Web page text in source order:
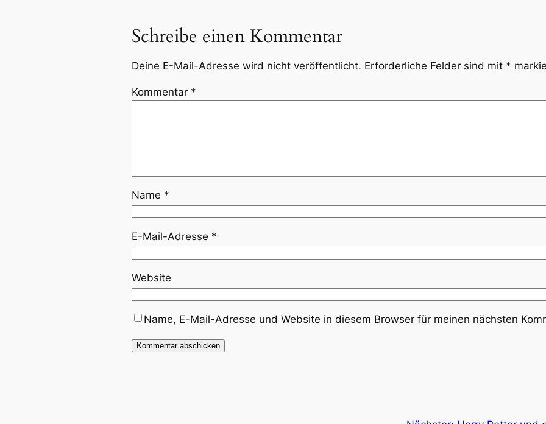
Schreibe einen Kommentar
Deine E-Mail-Adresse wird nicht veröffentlicht. Erforderliche Felder sind mit *
Kommentar *
Name *
E-Mail-Adresse *
Website
Name, E-Mail-Adresse und Website in diesem Browser für meinen nächsten